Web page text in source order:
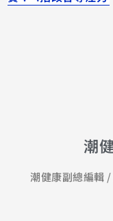
潮
潮健康副總編輯